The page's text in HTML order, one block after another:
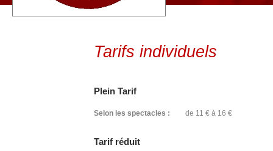
Tarifs individuels
Plein Tarif
Selon les spectacles : de 11 € à 16 €
Tarif réduit